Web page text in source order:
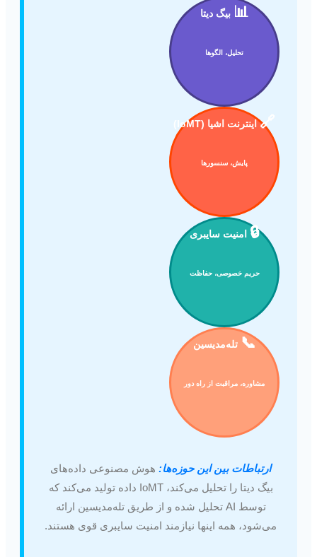
📊 بیگ دیتا
تحلیل، الگوها
🔗اینترنت اشیا (IoMT)
پایش، سنسورها
🔒 امنیت سایبری
حریم خصوصی، حفاظت
📞 تله‌مدیسین
مشاوره، مراقبت از راه دور
ارتباطات بین این حوزه‌ها: هوش مصنوعی داده‌های
بیگ دیتا را تحلیل می‌کند، IoMT داده تولید می‌کند که
توسط AI تحلیل شده و از طریق تله‌مدیسین ارائه
می‌شود، همه اینها نیازمند امنیت سایبری قوی هستند.